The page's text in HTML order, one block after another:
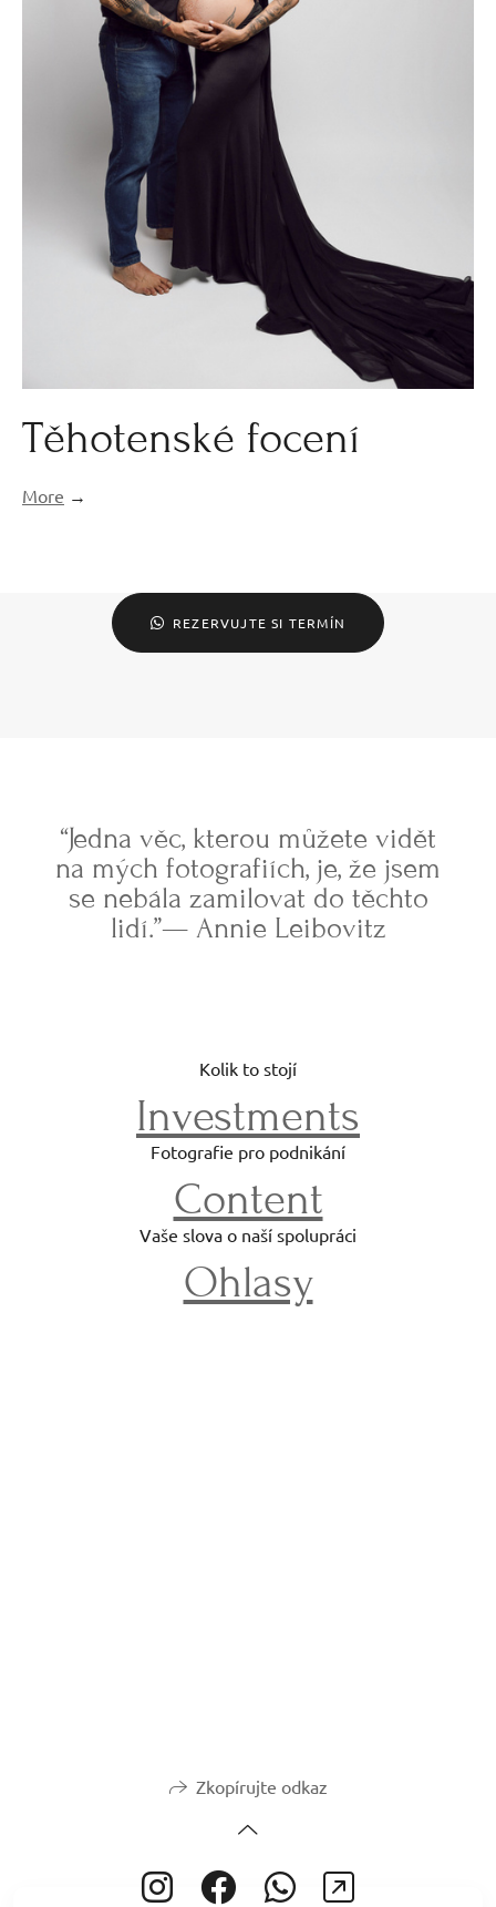
Těhotenské focení
More →
REZERVUJTE SI TERMÍN
“Jedna věc, kterou můžete vidět
na mých fotografiích, je, že jsem
se nebála zamilovat do těchto
lidí.”— Annie Leibovitz
Кolik to stojí
Investments
Fotografie pro podnikání
Content
Vaše slova o naší spolupráci
Ohlasy
Zkopírujte odkaz